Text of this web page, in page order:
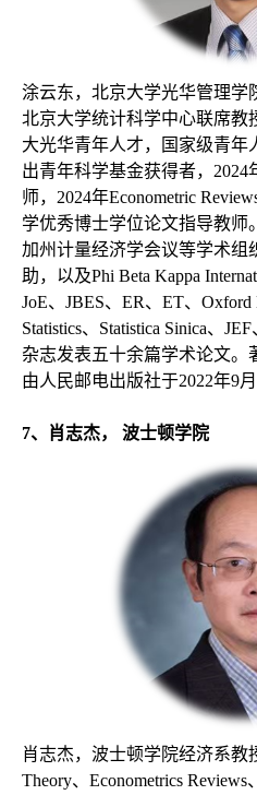
涂云东，北京大学光华管理学
北京大学统计科学中心联席教
大光华青年人才，国家级青年
出青年科学基金获得者， 2024
师，2024年Econometric
学优秀博士学位论文指导教师
加州计量经济学会议等学术组
助，以及Phi Beta Kappa
JoE、JBES、ER、ET、Oxford
Statistics、Statistica Sinica、
杂志发表五十余篇学术论文。
由人民邮电出版社于2022年9月
7、肖志杰， 波士顿学院
肖志杰，波士顿学院经济系教
Theory、Econometrics Reviews